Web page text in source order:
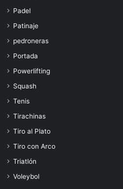
Padel
Patinaje
pedroneras
Portada
Powerlifting
Squash
Tenis
Tirachinas
Tiro al Plato
Tiro con Arco
Triatlón
Voleybol